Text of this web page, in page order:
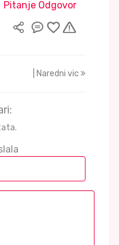
Pitanje Odgovor
| Naredni vic